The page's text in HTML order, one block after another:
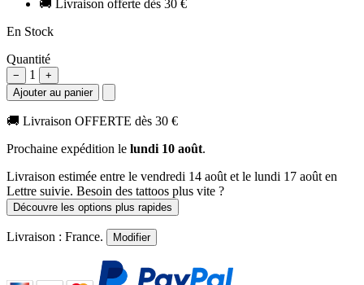
🚚 Livraison offerte dès 30 €
En Stock
Quantité
− 1
+
Ajouter au panier
🚚 Livraison OFFERTE dès 30 €
Prochaine expédition le lundi 10 août.
Livraison estimée entre le vendredi 14 août et le lundi 17 août en
Lettre suivie. Besoin des tattoos plus vite ?
Découvre les options plus rapides
Livraison : France. Modifier